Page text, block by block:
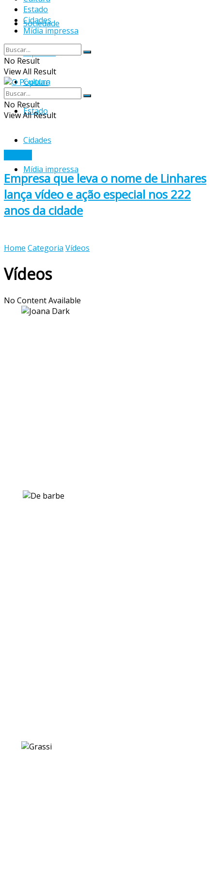
Sociedade
Esportes
Cultura
Estado
Cidades
Mídia impressa
Estado
Cidades
Mídia impressa
No Result
View All Result
No Result
View All Result
Empresa que leva o nome de Linhares
lança vídeo e ação especial nos 222
anos da cidade
Home Categoria Vídeos
Vídeos
No Content Available